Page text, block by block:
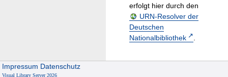
erfolgt hier durch den
URN-Resolver der
Deutschen
Nationalbibliothek
.
Impressum Datenschutz
Visual Library Server 2026